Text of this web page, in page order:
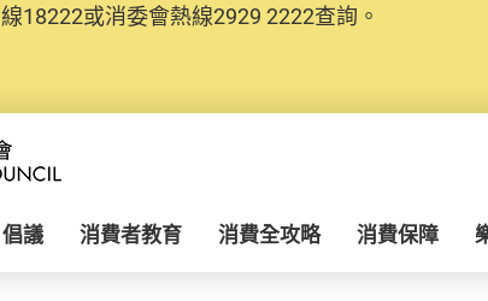
線18222或消委會熱線2929 2222查詢。
倡議 消費者教育 消費全攻略 消費保障